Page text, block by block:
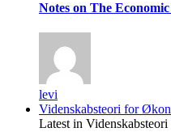
Notes on The
levi
Videnskabsteori for
Latest in